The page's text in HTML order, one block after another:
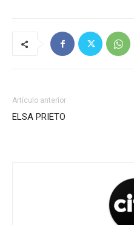
Artículo anterior
ELSA PRIETO